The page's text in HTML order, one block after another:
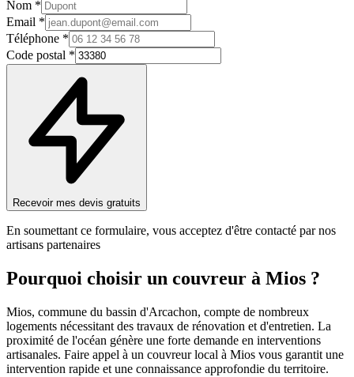
Nom *
Email *
Téléphone *
Code postal *
Recevoir mes devis gratuits
En soumettant ce formulaire, vous acceptez d'être contacté par nos
artisans partenaires
Pourquoi choisir un couvreur à Mios ?
Mios, commune du bassin d'Arcachon, compte de nombreux
logements nécessitant des travaux de rénovation et d'entretien. La
proximité de l'océan génère une forte demande en interventions
artisanales. Faire appel à un couvreurlocal à Mios vous garantit une
intervention rapide et une connaissance approfondie du territoire.